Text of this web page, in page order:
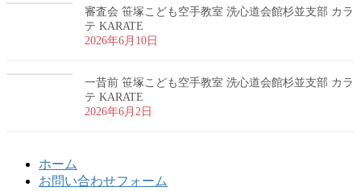
審査会 笹塚こども空手教室 洗心道会館杉並支部 カラ
テ KARATE
2026年6月10日
一昔前 笹塚こども空手教室 洗心道会館杉並支部 カラ
テ KARATE
2026年6月2日
ホーム
お問い合わせフォーム